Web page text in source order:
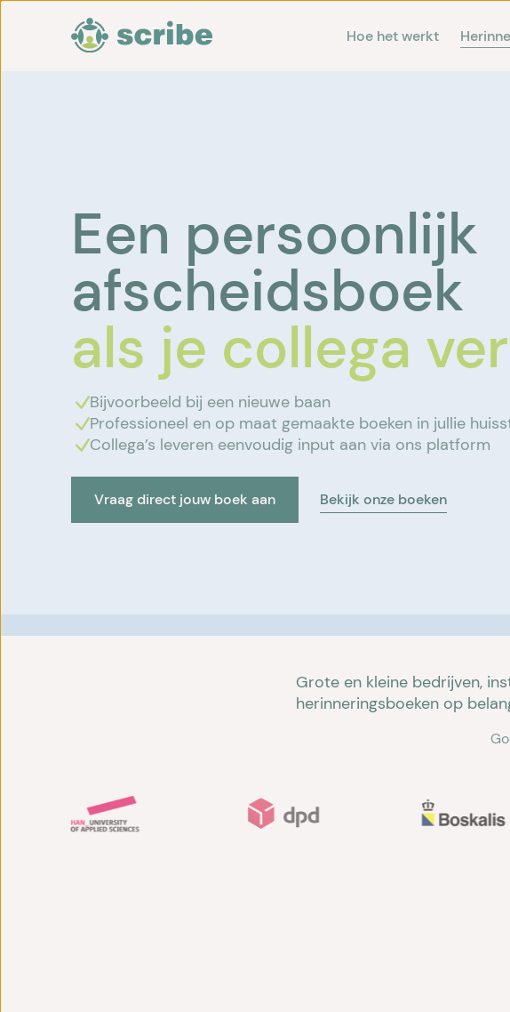
Hoe het werkt
Een persoonlijk
afscheidsboek
als je collega
Bijvoorbeeld bij een nieuwe baan
Professioneel en op maat gemaakte boeken in jullie
Collega’s leveren eenvoudig input aan via ons platform
Vraag direct jouw boek aan Bekijk onze boeken
Grote en kleine bedrijven,
herinneringsboeken op